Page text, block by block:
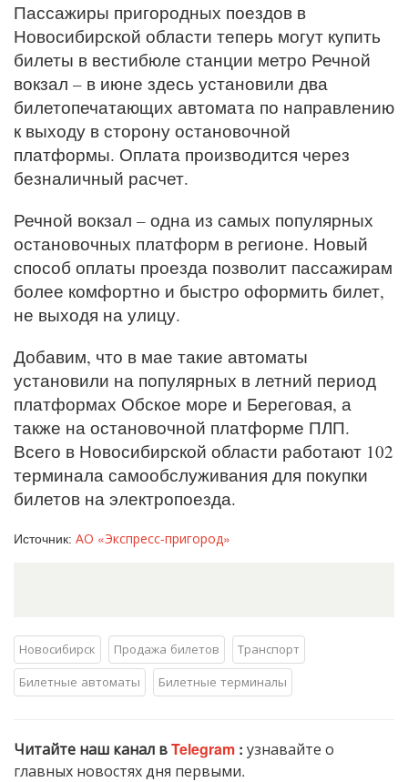
Пассажиры пригородных поездов в
Новосибирской области теперь могут купить
билеты в вестибюле станции метро Речной
вокзал – в июне здесь установили два
билетопечатающих автомата по направлению
к выходу в сторону остановочной
платформы. Оплата производится через
безналичный расчет.
Речной вокзал – одна из самых популярных
остановочных платформ в регионе. Новый
способ оплаты проезда позволит пассажирам
более комфортно и быстро оформить билет,
не выходя на улицу.
Добавим, что в мае такие автоматы
установили на популярных в летний период
платформах Обское море и Береговая, а
также на остановочной платформе ПЛП.
Всего в Новосибирской области работают 102
терминала самообслуживания для покупки
билетов на электропоезда.
Источник: АО «Экспресс-пригород»
Новосибирск Продажа билетов
Транспорт
Билетные автоматы
Билетные терминалы
Читайте наш канал вTelegram : узнавайте о
главных новостях дня первыми.